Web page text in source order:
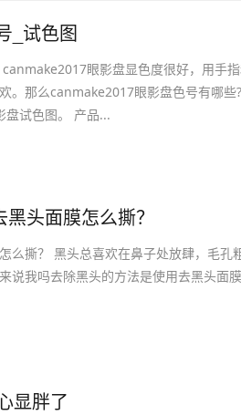
_试色图
眼影盘显色度很好，用手
。那么canmake2017眼影盘色号有哪些
试色图。 产品...
头面膜怎么撕？
么撕？ 黑头总喜欢在鼻子处放肆，毛孔
说我吗去除黑头的方法是使用去黑头面膜
显胖了